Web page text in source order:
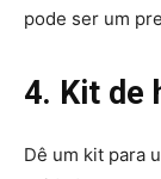
pode ser um
4. Kit de
Dê um kit para